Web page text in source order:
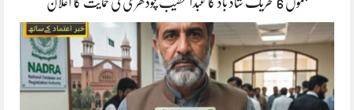
جموں 6 تحریک شاد باد کا عبدالخطیب چودھری کی حمایت کا اعلان